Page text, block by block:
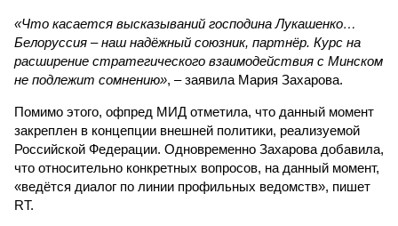
«Что касается высказываний господина Лукашенко…
Белоруссия – наш надёжный союзник, партнёр. Курс на
расширение стратегического взаимодействия с Минском
не подлежит сомнению», – заявила Мария Захарова.
Помимо этого, офпред МИД отметила, что данный момент
закреплен в концепции внешней политики, реализуемой
Российской Федерации. Одновременно Захарова добавила,
что относительно конкретных вопросов, на данный момент,
«ведётся диалог по линии профильных ведомств», пишет
RT.